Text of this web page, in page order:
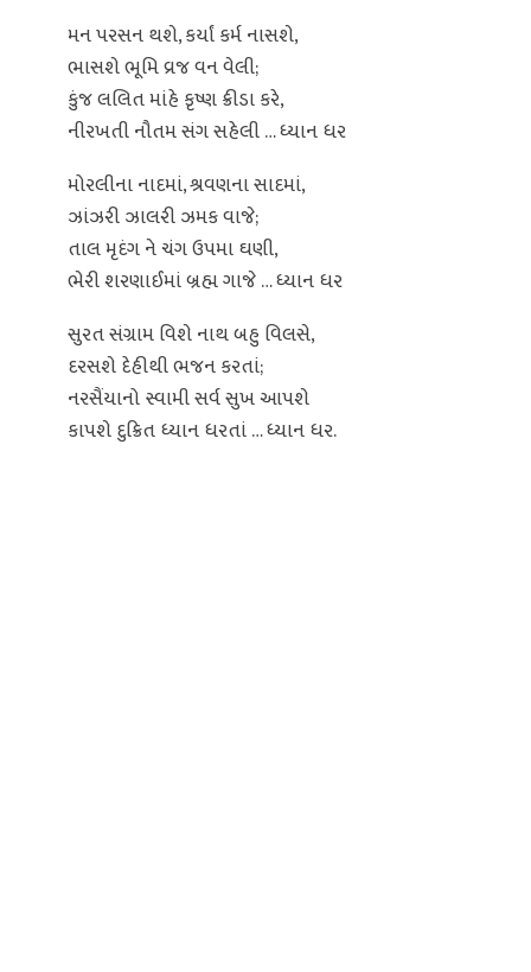
મન પરસન થશે, કર્યાં કર્મ નાસશે,
ભાસશે ભૂમિ વ્રજ વન વેલી;
કુંજ લલિત માંહે કૃષ્ણ ક્રીડા કરે,
નીરખતી નૌતમ સંગ સહેલી … ધ્યાન ધર
મોરલીના નાદમાં, શ્રવણના સાદમાં,
ઝાંઝરી ઝાલરી ઝમક વાજે;
તાલ મૃદંગ ને ચંગ ઉપમા ઘણી,
ભેરી શરણાઈમાં બ્રહ્મ ગાજે … ધ્યાન ધર
સુરત સંગ્રામ વિશે નાથ બહુ વિલસે,
દરસશે દેહીથી ભજન કરતાં;
નરસૈંયાનો સ્વામી સર્વ સુખ આપશે
કાપશે દુક્રિત ધ્યાન ધરતાં … ધ્યાન ધર.